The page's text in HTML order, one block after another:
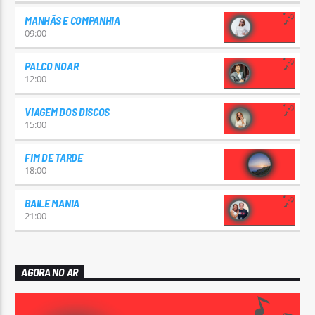
MANHÃS E COMPANHIA
09:00
PALCO NOAR
12:00
VIAGEM DOS DISCOS
15:00
FIM DE TARDE
18:00
BAILE MANIA
21:00
AGORA NO AR